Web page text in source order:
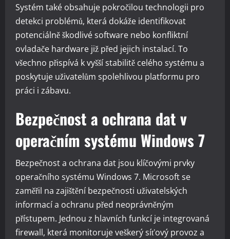
Systém také obsahuje pokročilou technologii pro
detekci problémů, která dokáže identifikovat
potenciálně škodlivé software nebo konfliktní
ovladače hardware již před jejich instalací. To
všechno přispívá k vyšší stabilitě celého systému a
poskytuje uživatelům spolehlivou platformu pro
práci i zábavu.
Bezpečnost a ochrana dat v
operačním systému Windows 7
Bezpečnost a ochrana dat jsou klíčovými prvky
operačního systému Windows 7. Microsoft se
zaměřil na zajištění bezpečnosti uživatelských
informací a ochranu před neoprávněným
přístupem. Jednou z hlavních funkcí je integrovaná
firewall, která monitoruje veškerý síťový provoz a